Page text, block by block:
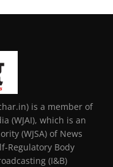
is a member of
(WJAI), which is an
(WJSA) of News
Regulatory Body
(I&B)